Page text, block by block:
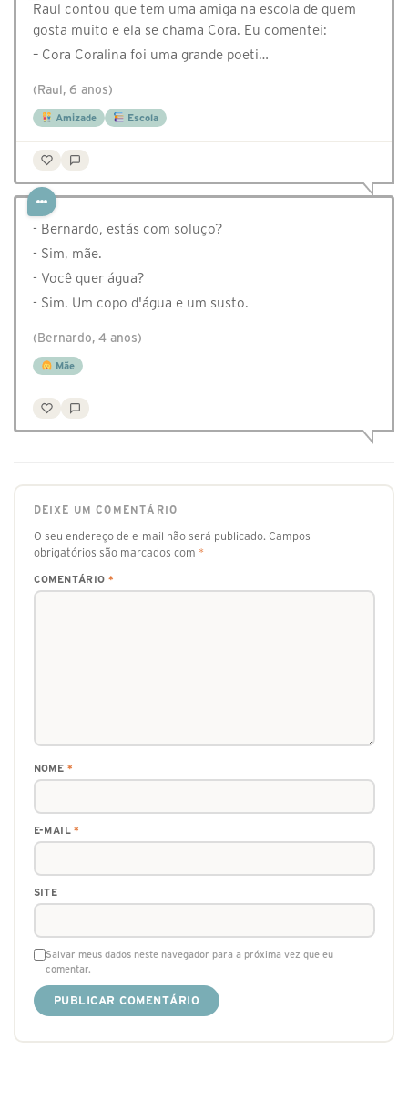
Raul contou que tem uma amiga na escola de quem
gosta muito e ela se chama Cora. Eu comentei:
– Cora Coralina foi uma grande poeti…
(Raul, 6 anos)
Amizade Escola
- Bernardo, estás com soluço?
- Sim, mãe.
- Você quer água?
- Sim. Um copo d'água e um susto.
(Bernardo, 4 anos)
Mãe
DEIXE UM COMENTÁRIO
O seu endereço de e-mail não será publicado. Campos
obrigatórios são marcados com *
COMENTÁRIO *
NOME *
E-MAIL*
SITE
Salvar meus dados neste navegador para a próxima vez que eu
comentar.